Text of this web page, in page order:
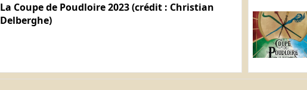
La Coupe de Poudloire 2023 (crédit : Christian
Delberghe)